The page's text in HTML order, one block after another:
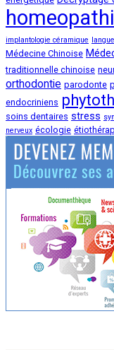
implantologie céramique langue
Médecine Chinoise
traditionnelle chinoise
orthodontie parodonte
endocriniens
soins dentaires stress
nerveux écologie